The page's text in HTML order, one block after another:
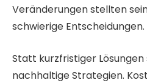
Veränderungen stellten
schwierige Entscheidungen.
Statt kurzfristiger
nachhaltige Strategien.